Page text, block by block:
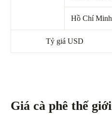
Hồ Chí Minh
Tỷ giá USD
Giá cà phê thế giới